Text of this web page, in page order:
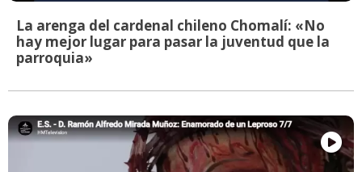
La arenga del cardenal chileno Chomalí: «No
hay mejor lugar para pasar la juventud que la
parroquia»